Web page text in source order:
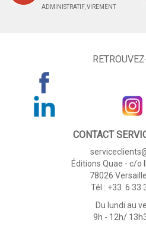
ADMINISTRATIF, VIREMENT
CONTACT
Éditions Quae - c/o
78026
Tél : +33 6 33
Du lundi au
9h - 12h/